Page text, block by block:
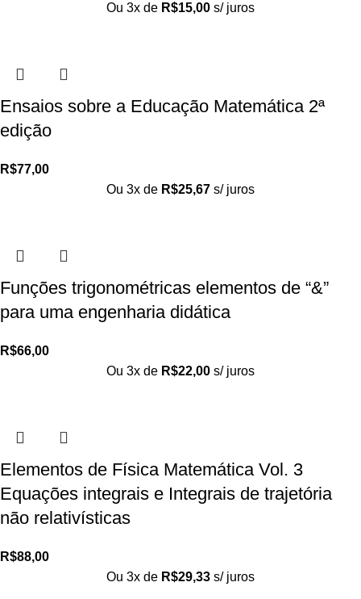
Ou 3x de R$15,00 s/ juros
Ensaios sobre a Educação Matemática 2ª
edição
R$77,00
Ou 3x de R$25,67 s/ juros
Funções trigonométricas elementos de “&”
para uma engenharia didática
R$66,00
Ou 3x de R$22,00 s/ juros
Elementos de Física Matemática Vol. 3
Equações integrais e Integrais de trajetória
não relativísticas
R$88,00
Ou 3x de R$29,33 s/ juros